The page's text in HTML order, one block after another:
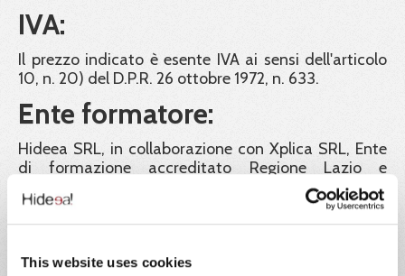
This website uses cookies
IVA:
Il prezzo indicato è esente IVA ai sensi dell'articolo
10, n. 20) del D.P.R. 26 ottobre 1972, n. 633.
Ente formatore:
Hideea SRL, in collaborazione con Xplica SRL, Ente
di formazione accreditato Regione Lazio e
Garanzia dei certificati:
Hideea Srl garantisce la validità legale dei corsi